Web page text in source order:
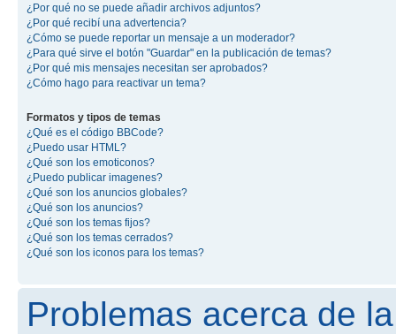
¿Por qué no se puede añadir archivos adjuntos?
¿Por qué recibí una advertencia?
¿Cómo se puede reportar un mensaje a un moderador?
¿Para qué sirve el botón "Guardar" en la publicación de temas?
¿Por qué mis mensajes necesitan ser aprobados?
¿Cómo hago para reactivar un tema?
Formatos y tipos de temas
¿Qué es el código BBCode?
¿Puedo usar HTML?
¿Qué son los emoticonos?
¿Puedo publicar imagenes?
¿Qué son los anuncios globales?
¿Qué son los anuncios?
¿Qué son los temas fijos?
¿Qué son los temas cerrados?
¿Qué son los iconos para los temas?
Problemas acerca de